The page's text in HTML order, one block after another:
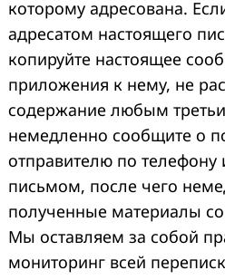
которому адресована.
адресатом настоящего
копируйте настоящее
приложения к нему, не
содержание любым
немедленно сообщите о
отправителю по телефону
письмом, после чего
полученные материалы
Мы оставляем за собой
мониторинг всей